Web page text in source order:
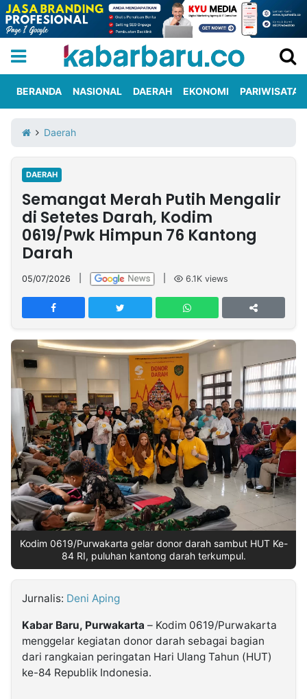
Iklan
Berita
Kami
Nasional
International
Olahraga
Entertainment
Daerah
Pariwisata
Kuliner
Kolom
Network
PT
TREETAN
MULTIMEDIA
INDONESIA
Partner
Insight
NTB
Suara
Time
Lens
IDN
Daily
Jogja
Jalan
Rakyat
Idealita
News
Kita
Notice
Radar
Baru
Seedbacklink
Follow
Kabarbaru
Kabarbaru.co
2026
BERANDA NASIONAL DAERAH EKONOMI PARIWISATA
Daerah
DAERAH
Semangat Merah Putih Mengalir
di Setetes Darah, Kodim
0619/Pwk Himpun 76 Kantong
Darah
05/07/2026 6.1K views
Kodim 0619/Purwakarta gelar donor darah sambut HUT Ke-
84 RI, puluhan kantong darah terkumpul.
Jurnalis: Deni Aping
Kabar Baru, Purwakarta – Kodim 0619/Purwakarta
menggelar kegiatan donor darah sebagai bagian
dari rangkaian peringatan Hari Ulang Tahun (HUT)
ke-84 Republik Indonesia.